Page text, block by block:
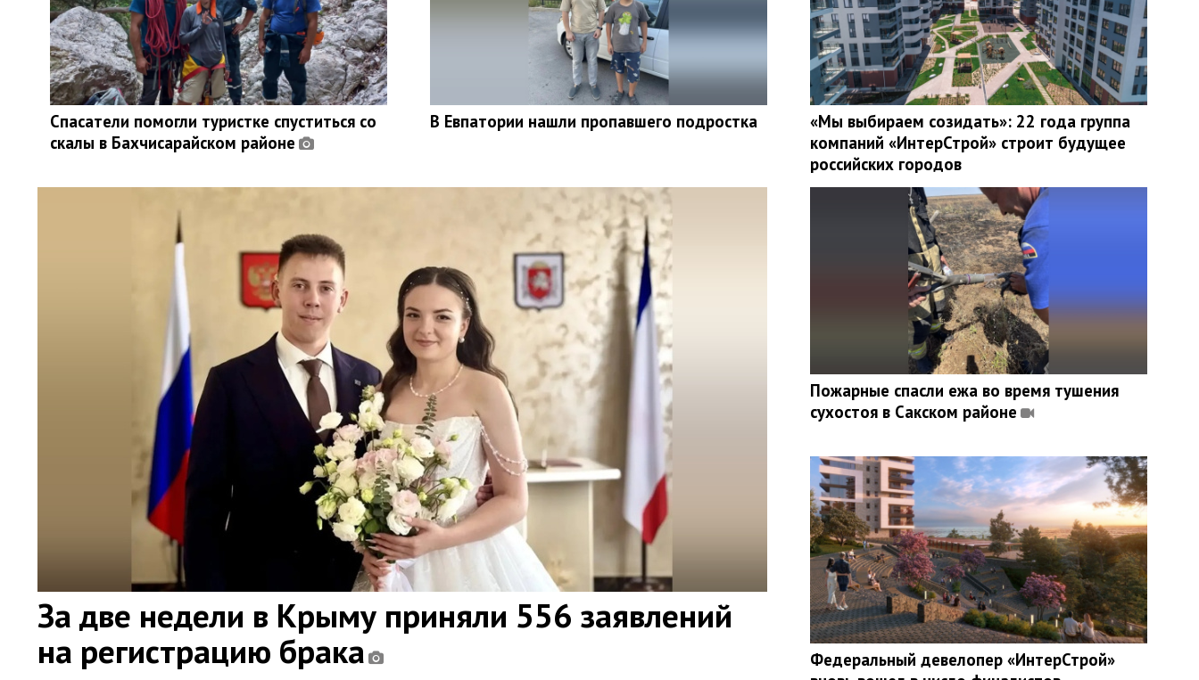
Спасатели помогли туристке спуститься со
скалы в Бахчисарайском районе
В Евпатории нашли пропавшего подростка
«Мы выбираем созидать»: 22 года группа
компаний «ИнтерСтрой» строит будущее
российских городов
За две недели в Крыму приняли 556 заявлений
на регистрацию брака
Пожарные спасли ежа во время тушения
сухостоя в Сакском районе
Федеральный девелопер «ИнтерСтрой»